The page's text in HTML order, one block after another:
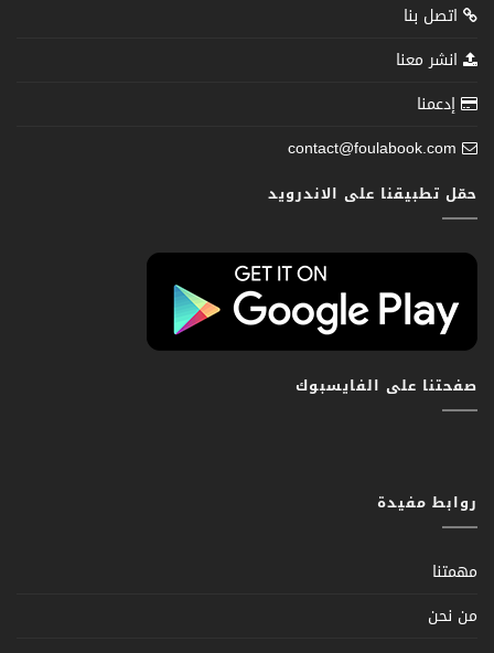
اتصل بنا
انشر معنا
إدعمنا
contact@foulabook.com
حمّل تطبيقنا على الاندرويد
صفحتنا على الفايسبوك
روابط مفيدة
مهمتنا
من نحن